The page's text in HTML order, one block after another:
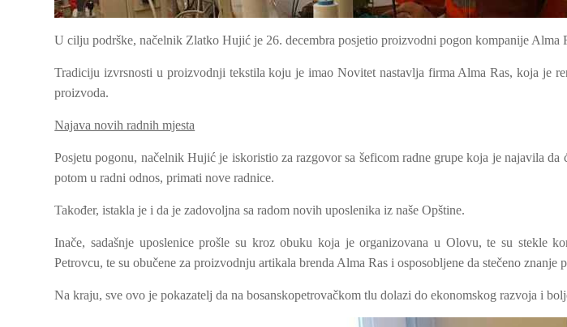
U cilju podrške, načelnik Zlatko Hujić je 26. decembra posjetio proizvodni pogon kompanije Alma
Tradiciju izvrsnosti u proizvodnji tekstila koju je imao Novitet nastavlja firma Alma Ras, koja je
proizvoda.
Najava novih radnih mjesta
Posjetu pogonu, načelnik Hujić je iskoristio za razgovor sa šeficom radne grupe koja je najavila da
potom u radni odnos, primati nove radnice.
Također, istakla je i da je zadovoljna sa radom novih uposlenika iz naše Opštine.
Inače, sadašnje uposlenice prošle su kroz obuku koja je organizovana u Olovu, te su stekle
Petrovcu, te su obučene za proizvodnju artikala brenda Alma Ras i osposobljene da stečeno znanje
Na kraju, sve ovo je pokazatelj da na bosanskopetrovačkom tlu dolazi do ekonomskog razvoja i